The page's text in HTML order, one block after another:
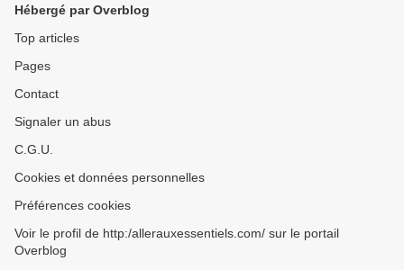
Hébergé par Overblog
Top articles
Pages
Contact
Signaler un abus
C.G.U.
Cookies et données personnelles
Préférences cookies
Voir le profil de http:/allerauxessentiels.com/ sur le portail
Overblog